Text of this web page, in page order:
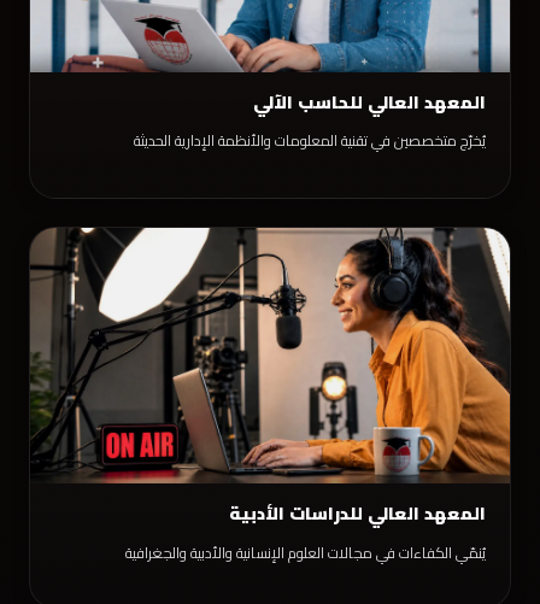
المعهد العالي للحاسب الآلي
يُخرّج متخصصين في تقنية المعلومات والأنظمة الإدارية الحديثة
المعهد العالي للدراسات الأدبية
يُنمّي الكفاءات في مجالات العلوم الإنسانية والأدبية والجغرافية